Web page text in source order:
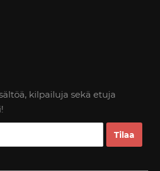
kilpailuja sekä etuja